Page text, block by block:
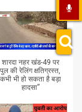
शारदा नहर खंड-49 पर
पुल की रेलिंग क्षतिग्रस्त,
कभी भी हो सकता है बड़ा
हादसा”